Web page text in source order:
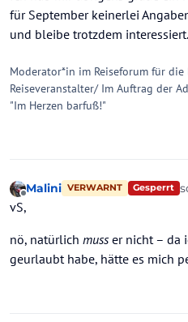
für September keinerlei
und bleibe trotzdem interessiert.
Moderator*in im Reiseforum für
Reiseveranstalter/ Im Auftrag der
"Im Herzen barfuß!"
Offline
Malini VERWARNT Gesperrt
vS,
nö, natürlich muss er nicht – da
geurlaubt habe, hätte es mich